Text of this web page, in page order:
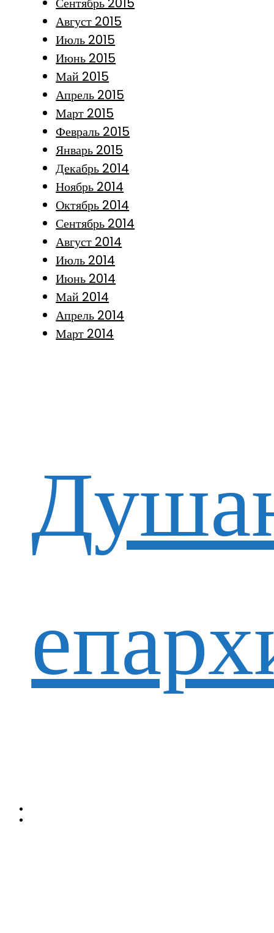
Август 2015
Июль 2015
Июнь 2015
Май 2015
Апрель 2015
Март 2015
Февраль 2015
Январь 2015
Декабрь 2014
Ноябрь 2014
Октябрь 2014
Сентябрь 2014
Август 2014
Июль 2014
Июнь 2014
Май 2014
Апрель 2014
Март 2014